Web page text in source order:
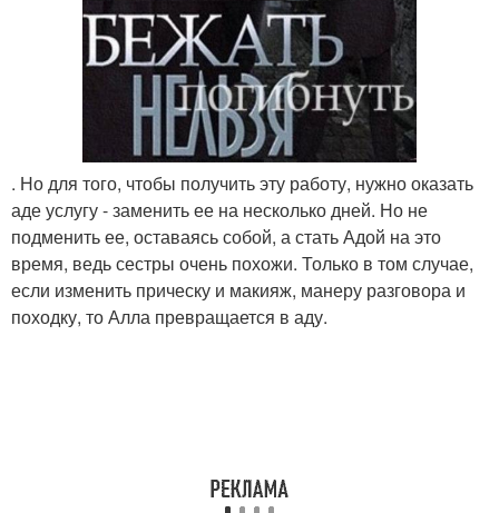
. Но для того, чтобы получить эту работу, нужно оказать
аде услугу - заменить ее на несколько дней. Но не
подменить ее, оставаясь собой, а стать Адой на это
время, ведь сестры очень похожи. Только в том случае,
если изменить прическу и макияж, манеру разговора и
походку, то Алла превращается в аду.